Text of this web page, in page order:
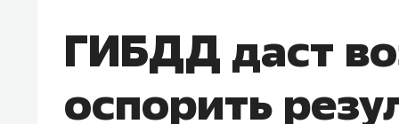
ГИБДД даст
оспорить
правил, бизнес может
потерять минимум